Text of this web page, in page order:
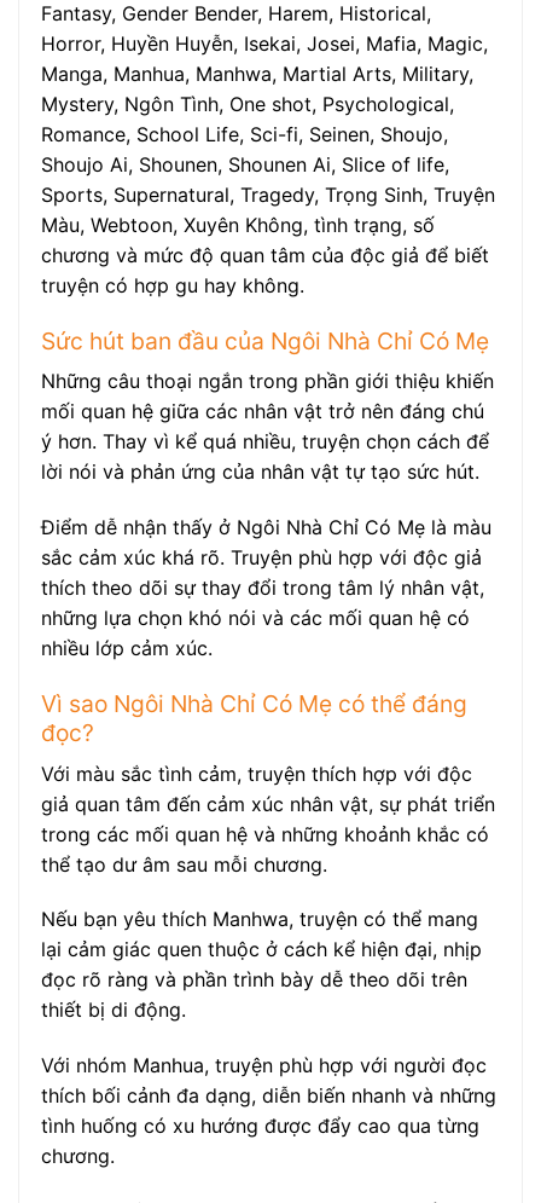
Fantasy, Gender Bender, Harem, Historical,
Horror, Huyền Huyễn, Isekai, Josei, Mafia, Magic,
Manga, Manhua, Manhwa, Martial Arts, Military,
Mystery, Ngôn Tình, One shot, Psychological,
Romance, School Life, Sci-fi, Seinen, Shoujo,
Shoujo Ai, Shounen, Shounen Ai, Slice of life,
Sports, Supernatural, Tragedy, Trọng Sinh, Truyện
Màu, Webtoon, Xuyên Không, tình trạng, số
chương và mức độ quan tâm của độc giả để biết
truyện có hợp gu hay không.
Sức hút ban đầu của Ngôi Nhà Chỉ Có Mẹ
Những câu thoại ngắn trong phần giới thiệu khiến
mối quan hệ giữa các nhân vật trở nên đáng chú
ý hơn. Thay vì kể quá nhiều, truyện chọn cách để
lời nói và phản ứng của nhân vật tự tạo sức hút.
Điểm dễ nhận thấy ở Ngôi Nhà Chỉ Có Mẹ là màu
sắc cảm xúc khá rõ. Truyện phù hợp với độc giả
thích theo dõi sự thay đổi trong tâm lý nhân vật,
những lựa chọn khó nói và các mối quan hệ có
nhiều lớp cảm xúc.
Vì sao Ngôi Nhà Chỉ Có Mẹ có thể đáng
đọc?
Với màu sắc tình cảm, truyện thích hợp với độc
giả quan tâm đến cảm xúc nhân vật, sự phát triển
trong các mối quan hệ và những khoảnh khắc có
thể tạo dư âm sau mỗi chương.
Nếu bạn yêu thích Manhwa, truyện có thể mang
lại cảm giác quen thuộc ở cách kể hiện đại, nhịp
đọc rõ ràng và phần trình bày dễ theo dõi trên
thiết bị di động.
Với nhóm Manhua, truyện phù hợp với người đọc
thích bối cảnh đa dạng, diễn biến nhanh và những
tình huống có xu hướng được đẩy cao qua từng
chương.